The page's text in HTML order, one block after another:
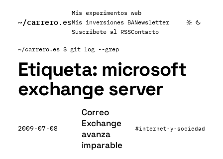
~/carrero.es
Mis experimentos web
Mis inversiones BANewsletter
Suscribete al RSSContacto
~/carrero.es $ git log --grep
Etiqueta: microsoft
exchange server
2009-07-08
Correo
Exchange
avanza
imparable
#internet-y-sociedad